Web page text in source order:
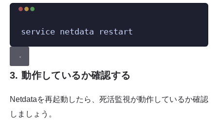
service netdata restart
3. 動作しているか確認する
Netdataを再起動したら、死活監視が動作しているか確認
しましょう。